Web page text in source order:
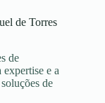
de Torres
de
e a
de